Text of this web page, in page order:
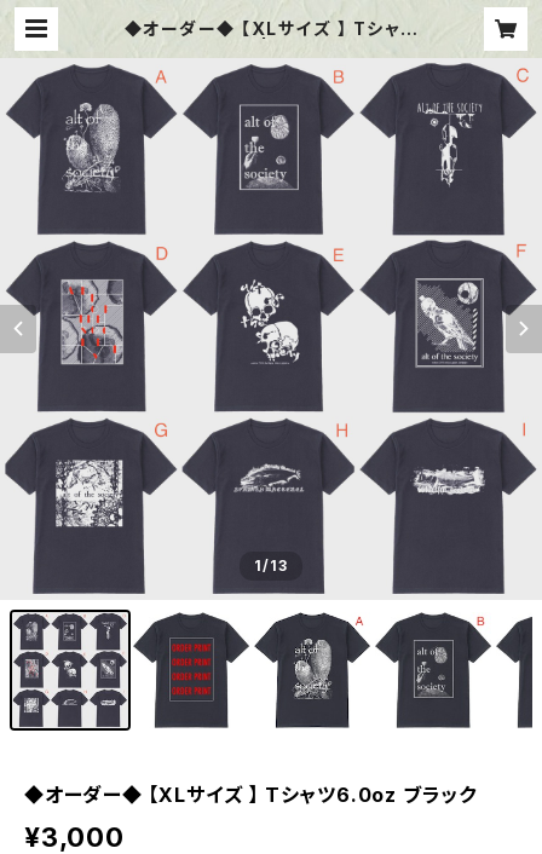
◆オーダー◆ 【XLサイズ 】 Tシャツ
ety web shop
1/13
◆オーダー◆ 【XLサイズ 】 Tシャツ6.0oz ブラック
¥3,000